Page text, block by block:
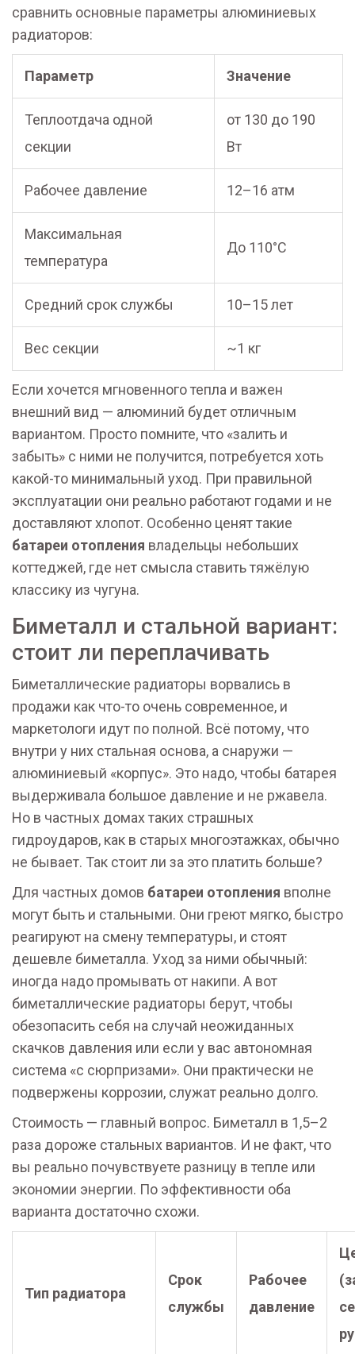
сравнить основные параметры алюминиевых
радиаторов:
Параметр Значение
Теплоотдача одной
секции
от 130 до 190
Вт
Рабочее давление 12–16 атм
Максимальная
температура
До 110°C
Средний срок службы 10–15 лет
Вес секции ~1 кг
Если хочется мгновенного тепла и важен
внешний вид — алюминий будет отличным
вариантом. Просто помните, что «залить и
забыть» с ними не получится, потребуется хоть
какой-то минимальный уход. При правильной
эксплуатации они реально работают годами и не
доставляют хлопот. Особенно ценят такие
батареи отопления владельцы небольших
коттеджей, где нет смысла ставить тяжёлую
классику из чугуна.
Биметалл и стальной вариант:
стоит ли переплачивать
Биметаллические радиаторы ворвались в
продажи как что-то очень современное, и
маркетологи идут по полной. Всё потому, что
внутри у них стальная основа, а снаружи —
алюминиевый «корпус». Это надо, чтобы батарея
выдерживала большое давление и не ржавела.
Но в частных домах таких страшных
гидроударов, как в старых многоэтажках, обычно
не бывает. Так стоит ли за это платить больше?
Для частных домов батареи отопления вполне
могут быть и стальными. Они греют мягко, быстро
реагируют на смену температуры, и стоят
дешевле биметалла. Уход за ними обычный:
иногда надо промывать от накипи. А вот
биметаллические радиаторы берут, чтобы
обезопасить себя на случай неожиданных
скачков давления или если у вас автономная
система «с сюрпризами». Они практически не
подвержены коррозии, служат реально долго.
Стоимость — главный вопрос. Биметалл в 1,5–2
раза дороже стальных вариантов. И не факт, что
вы реально почувствуете разницу в тепле или
экономии энергии. По эффективности оба
варианта достаточно схожи.
Тип радиатора
Срок
службы
Рабочее
давление